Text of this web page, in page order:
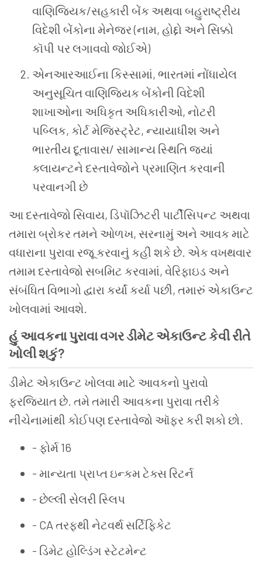
વાણિજ્યિક/સહકારી બેંક અથવા બહુરાષ્ટ્રીય
વિદેશી બેંકોના મેનેજર(નામ, હોદ્દો અને સિક્કો
કૉપી પરલગાવવો જોઈએ)
એનઆરઆઈના કિસ્સામાં, ભારતમાં નોંધાયેલ
અનુસૂચિતવાણિજ્યિકબેંકોની વિદેશી
શાખાઓના અધિકૃત અધિકારીઓ, નોટરી
પબ્લિક, કોર્ટમેજિસ્ટ્રેટ, ન્યાયાધીશ અને
ભારતીયદૂતાવાસ/ સામાન્ય સ્થિતિજ્યાં
ક્લાયન્ટને દસ્તાવેજોને પ્રમાણિતકરવાની
પરવાનગી છે
આદસ્તાવેજો સિવાય, ડિપૉઝિટરી પાર્ટીસિપન્ટ અથવા
તમારા બ્રોકરતમને ઓળખ, સરનામું અને આવકમાટે
વધારાના પુરાવા રજૂકરવાનું કહી શકે છે. એક વખથવાર
તમામદસ્તાવેજો સબમિટ કરવામાં, વેરિફાઇડ અને
સંબંધિત વિભાગો દ્વારા કર્યાંકર્યા પછી, તમારું એકાઉન્ટ
ખોલવામાં આવશે.
હું આવકનાપુરાવાવગરડીમેટએકાઉન્ટકેવીરીતે
ખોલીશકું?
ડીમેટ એકાઉન્ટ ખોલવા માટે આવકનો પુરાવો
ફરજિયાત છે. તમેતમારી આવકના પુરાવા તરીકે
નીચેનામાંથી કોઈપણદસ્તાવેજો ઑફરકરી શકો છો.
- ફોર્મ16
- માન્યતા પ્રાપ્ત ઇન્કમટેક્સ રિટર્ન
- છેલ્લી સેલરી સ્લિપ
- CA તરફથી નેટવર્થ સર્ટિફિકેટ
- ડિમેટ હોલ્ડિંગ સ્ટેટમેન્ટ